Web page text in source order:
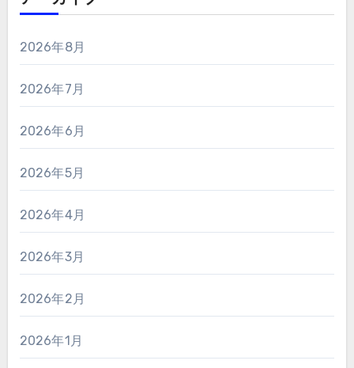
2026年8月
2026年7月
2026年6月
2026年5月
2026年4月
2026年3月
2026年2月
2026年1月